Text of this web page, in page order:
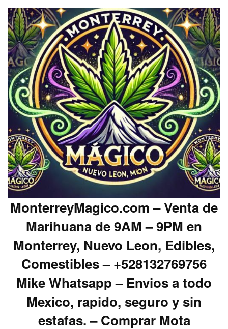
MonterreyMagico.com – Venta de
Marihuana de 9AM – 9PM en
Monterrey, Nuevo Leon, Edibles,
Comestibles – +528132769756
Mike Whatsapp – Envios a todo
Mexico, rapido, seguro y sin
estafas. – Comprar Mota